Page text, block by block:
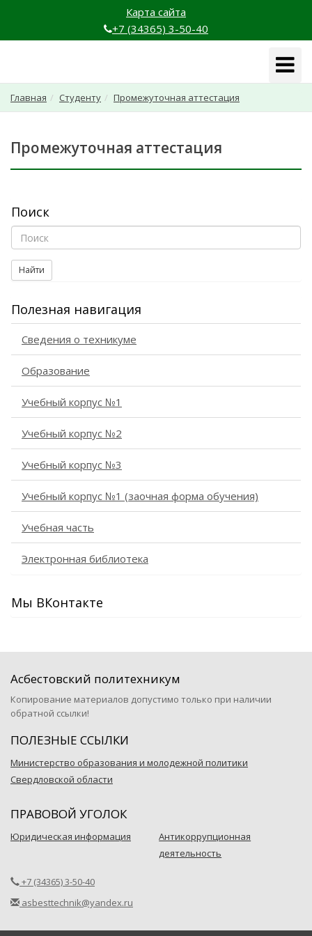
Карта сайта
+7 (34365) 3-50-40
Главная Студенту Промежуточная аттестация
Промежуточная аттестация
Поиск
Найти
Полезная навигация
Сведения о техникуме
Образование
Учебный корпус №1
Учебный корпус №2
Учебный корпус №3
Учебный корпус №1 (заочная форма обучения)
Учебная часть
Электронная библиотека
Мы ВКонтакте
Асбестовский политехникум
Копирование материалов допустимо только при наличии
обратной ссылки!
ПОЛЕЗНЫЕ ССЫЛКИ
Министерство образования и молодежной политики
Свердловской области
ПРАВОВОЙ УГОЛОК
Юридическая информация
Антикоррупционная
деятельность
+7 (34365) 3-50-40
asbesttechnik@yandex.ru